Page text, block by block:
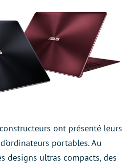
ont présenté leurs
portables. Au
designs ultras compacts, des